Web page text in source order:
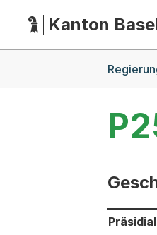
Hauptnavigation
Kanton